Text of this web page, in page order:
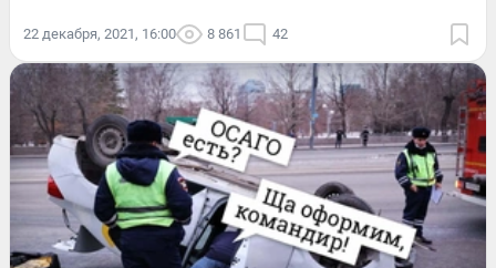
22 декабря, 2021, 16:00 8 861 42